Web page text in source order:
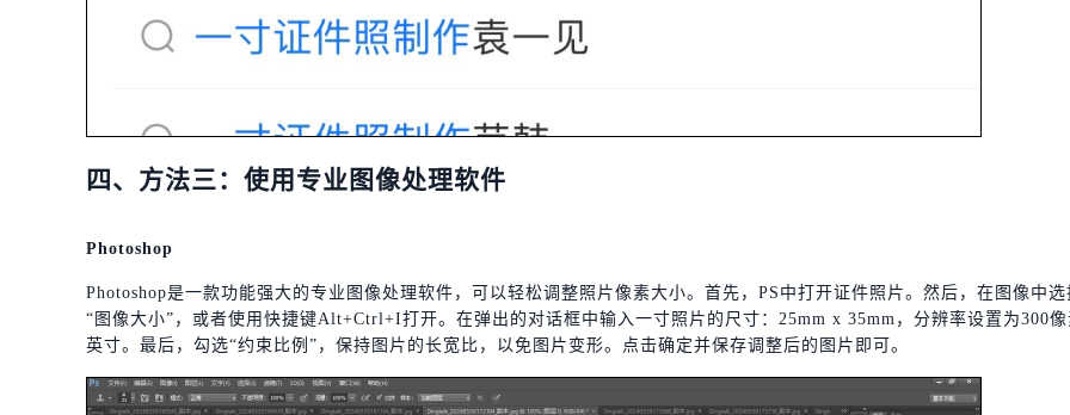
四、方法三：使用专业图像处理软件
Photoshop
Photoshop是一款功能强大的专业图像处理软件，可以轻松调整照片像素大小。首先，PS中打开证件照片。然后，在图像中选
“图像大小”，或者使用快捷键Alt+Ctrl+I打开。在弹出的对话框中输入一寸照片的尺寸：25mm x 35mm，分辨率设置为300
英寸。最后，勾选“约束比例”，保持图片的长宽比，以免图片变形。点击确定并保存调整后的图片即可。